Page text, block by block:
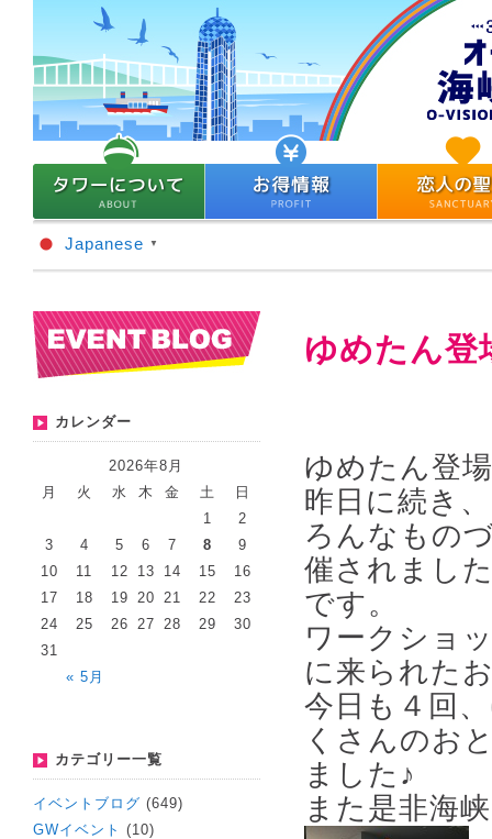
Japanese ▼
カレンダー
2026年8月
月
火 水 木 金 土 日
« 5月
1
2
3
4 5 6 7 8
9
10
11 12 13 14 15
16
17
18 19 20 21 22
23
24
25 26 27 28 29
30
31
カテゴリー一覧
イベントブログ (649)
GWイベント (10)
ゆめたん
ゆめたん登
昨日に続
ろんなもの
催されまし
です。
ワークショ
に来られた
今日も４回
くさんのお
ました♪
また是非海